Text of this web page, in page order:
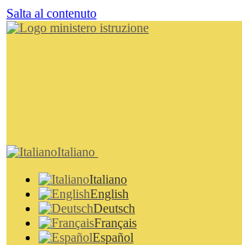
Salta al contenuto
Italiano
Italiano
English
Deutsch
Français
Español